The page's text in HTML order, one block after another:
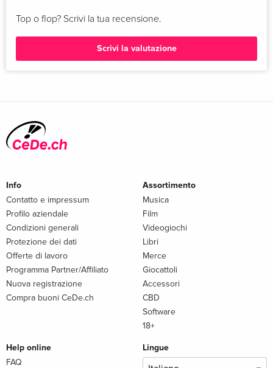
Top o flop? Scrivi la tua recensione.
Scrivi la valutazione
Info
Contatto e impressum
Profilo aziendale
Condizioni generali
Protezione dei dati
Offerte di lavoro
Programma Partner/Affiliato
Nuova registrazione
Compra buoni CeDe.ch
Assortimento
Musica
Film
Videogiochi
Libri
Merce
Giocattoli
Accessori
CBD
Software
18+
Help online
FAQ
Lingue